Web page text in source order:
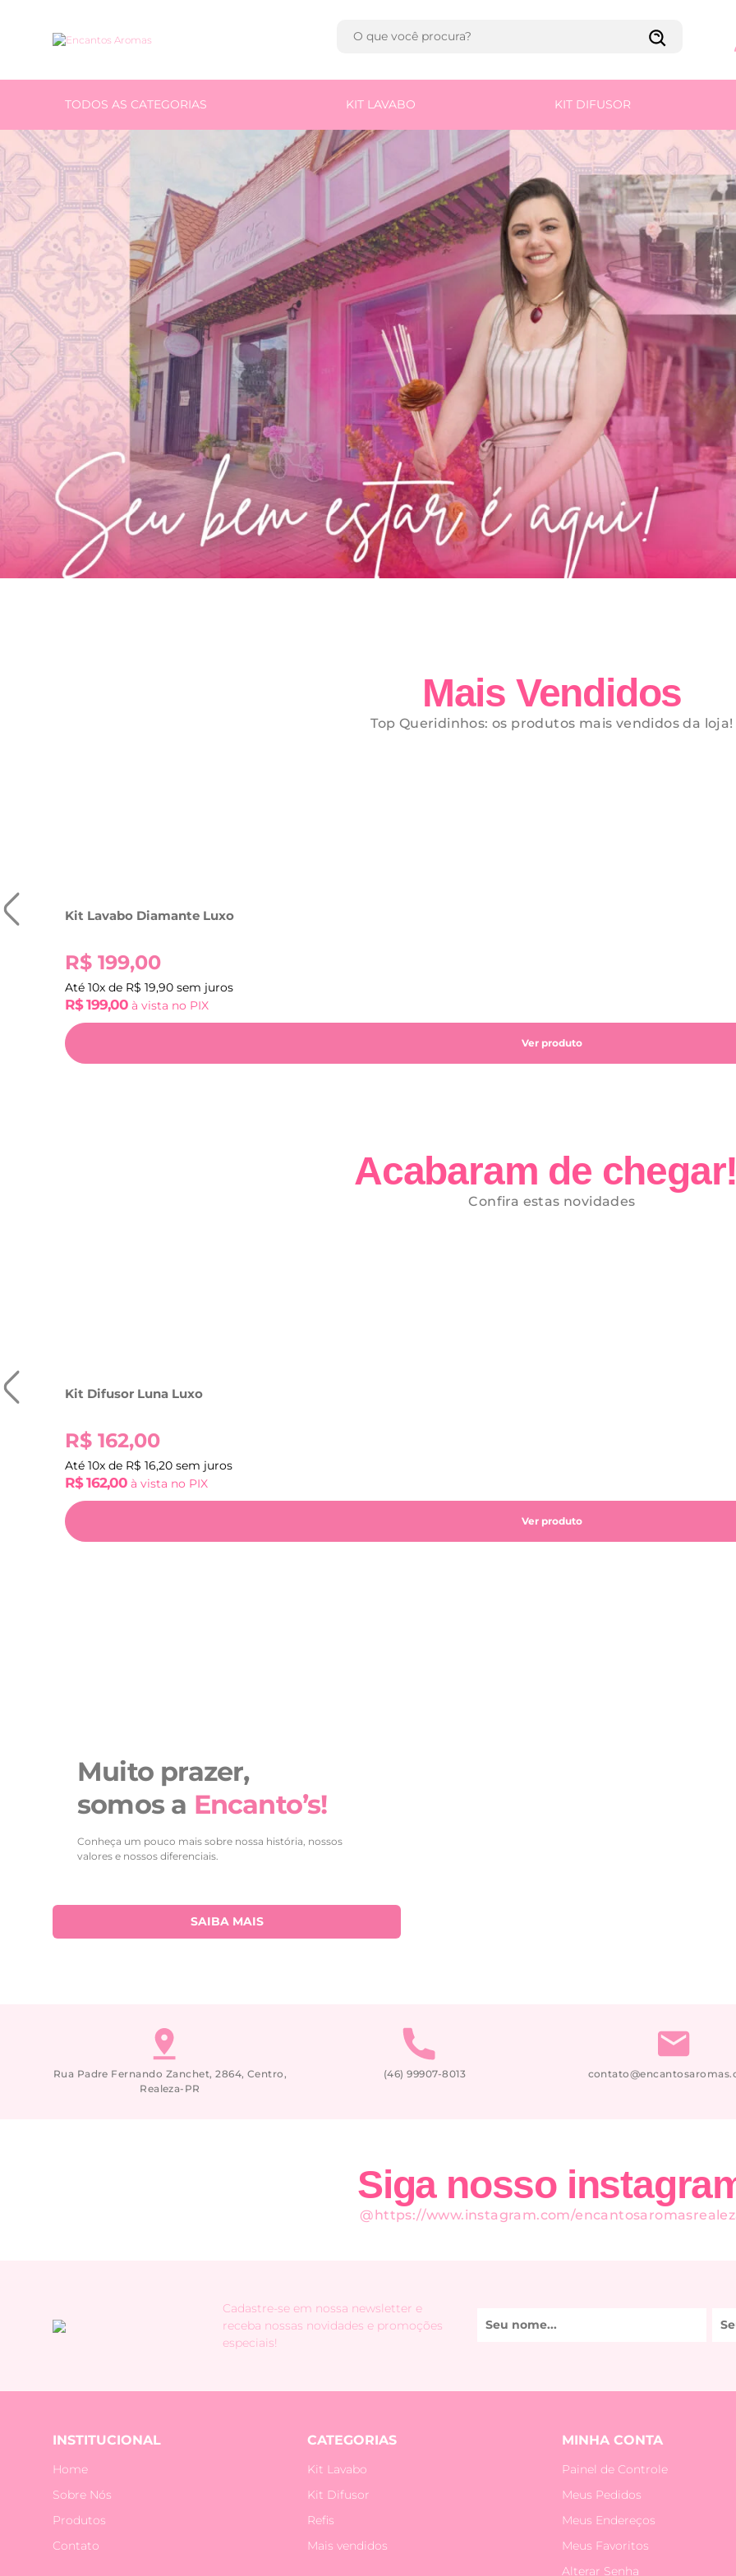
TODOS AS CATEGORIAS KIT LAVABO KIT DIFUSOR
Anterior
Mais Vendidos
Top Queridinhos: os produtos mais vendidos da loja!
Kit Lavabo Diamante Luxo
R$ 199,00
Até 10x de R$ 19,90 sem juros
R$199,00 à vista no PIX
Ver produto
Acabaram de
Confira estas novidades
Kit Difusor Luna Luxo
R$ 162,00
Até 10x de R$ 16,20 sem juros
R$162,00 à vista no PIX
Ver produto
Muito prazer,
somos a Encanto’s!
Conheça um pouco mais sobre nossa história, nossos
valores e nossos diferenciais.
SAIBA MAIS
Rua Padre Fernando Zanchet, 2864, Centro,
Realeza-PR
(46) 99907-8013
Siga nosso
@https://www.instagram.com/
Cadastre-se em nossa newsletter e
receba nossas novidades e promoções
especiais!
INSTITUCIONAL
Home
Sobre Nós
Produtos
Contato
CATEGORIAS
Kit Lavabo
Kit Difusor
Refis
Mais vendidos
MINHA CONTA
Painel de Controle
Meus Pedidos
Meus Endereços
Meus Favoritos
Alterar Senha